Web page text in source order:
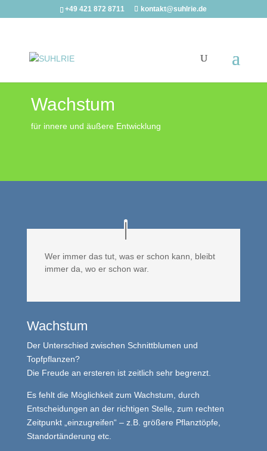
+49 421 872 8711 kontakt@suhlrie.de
Wachstum
für innere und äußere Entwicklung
Wer immer das tut, was er schon kann, bleibt
immer da, wo er schon war.
Wachstum
Der Unterschied zwischen Schnittblumen und
Topfpflanzen?
Die Freude an ersteren ist zeitlich sehr begrenzt.
Es fehlt die Möglichkeit zum Wachstum, durch
Entscheidungen an der richtigen Stelle, zum rechten
Zeitpunkt „einzugreifen“ – z.B. größere Pflanztöpfe,
Standortänderung etc.